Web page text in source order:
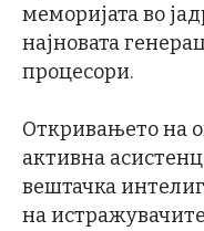
меморијата во
најновата
процесори.
Откривањето на
активна
вештачка
на